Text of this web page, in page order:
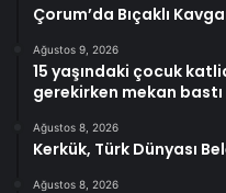
Çorum’da Bıçaklı
Ağustos 9, 2026
15 yaşındaki çocuk
gerekirken mekan bastı
Ağustos 8, 2026
Kerkük, Türk Dünyası
Ağustos 8, 2026